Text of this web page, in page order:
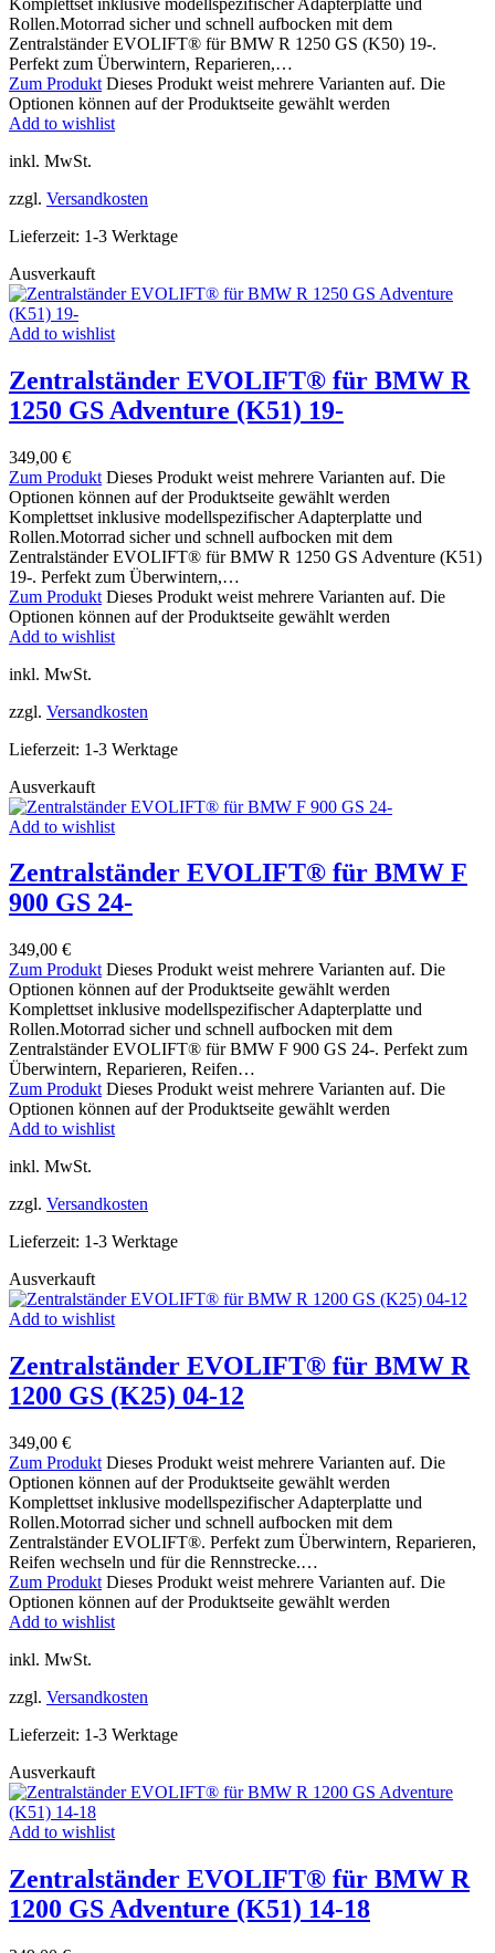
Rollen.Motorrad sicher und schnell aufbocken mit dem
Zentralständer EVOLIFT® für BMW R 1250 GS (K50) 19-.
Perfekt zum Überwintern, Reparieren,…
Zum Produkt Dieses Produkt weist mehrere Varianten auf. Die
Optionen können auf der Produktseite gewählt werden
Add to wishlist
inkl. MwSt.
zzgl. Versandkosten
Lieferzeit: 1-3 Werktage
Ausverkauft
Add to wishlist
Zentralständer EVOLIFT® für BMW R
1250 GS Adventure (K51) 19-
349,00 €
Zum Produkt Dieses Produkt weist mehrere Varianten auf. Die
Optionen können auf der Produktseite gewählt werden
Komplettset inklusive modellspezifischer Adapterplatte und
Rollen.Motorrad sicher und schnell aufbocken mit dem
Zentralständer EVOLIFT® für BMW R 1250 GS Adventure (K51)
19-. Perfekt zum Überwintern,…
Zum Produkt Dieses Produkt weist mehrere Varianten auf. Die
Optionen können auf der Produktseite gewählt werden
Add to wishlist
inkl. MwSt.
zzgl. Versandkosten
Lieferzeit: 1-3 Werktage
Ausverkauft
Add to wishlist
Zentralständer EVOLIFT® für BMW F
900 GS 24-
349,00 €
Zum Produkt Dieses Produkt weist mehrere Varianten auf. Die
Optionen können auf der Produktseite gewählt werden
Komplettset inklusive modellspezifischer Adapterplatte und
Rollen.Motorrad sicher und schnell aufbocken mit dem
Zentralständer EVOLIFT® für BMW F 900 GS 24-. Perfekt zum
Überwintern, Reparieren, Reifen…
Zum Produkt Dieses Produkt weist mehrere Varianten auf. Die
Optionen können auf der Produktseite gewählt werden
Add to wishlist
inkl. MwSt.
zzgl. Versandkosten
Lieferzeit: 1-3 Werktage
Ausverkauft
Add to wishlist
Zentralständer EVOLIFT® für BMW R
1200 GS (K25) 04-12
349,00 €
Zum Produkt Dieses Produkt weist mehrere Varianten auf. Die
Optionen können auf der Produktseite gewählt werden
Komplettset inklusive modellspezifischer Adapterplatte und
Rollen.Motorrad sicher und schnell aufbocken mit dem
Zentralständer EVOLIFT®. Perfekt zum Überwintern, Reparieren,
Reifen wechseln und für die Rennstrecke.…
Zum Produkt Dieses Produkt weist mehrere Varianten auf. Die
Optionen können auf der Produktseite gewählt werden
Add to wishlist
inkl. MwSt.
zzgl. Versandkosten
Lieferzeit: 1-3 Werktage
Ausverkauft
Add to wishlist
Zentralständer EVOLIFT® für BMW R
1200 GS Adventure (K51) 14-18